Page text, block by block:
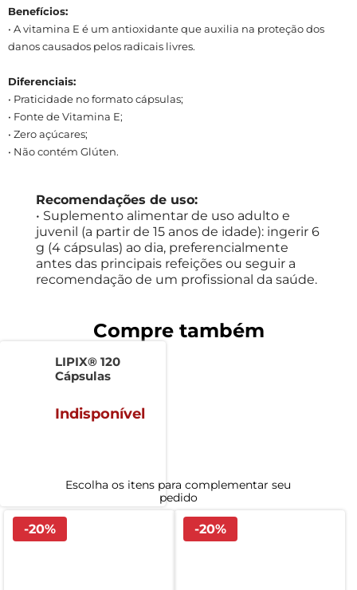
Benefícios:
• A vitamina E é um antioxidante que auxilia na proteção dos
danos causados pelos radicais livres.
Diferenciais:
• Praticidade no formato cápsulas;
• Fonte de Vitamina E;
• Zero açúcares;
• Não contém Glúten.
Recomendações de uso:
• Suplemento alimentar de uso adulto e
juvenil (a partir de 15 anos de idade): ingerir 6
g (4 cápsulas) ao dia, preferencialmente
antes das principais refeições ou seguir a
recomendação de um profissional da saúde.
LIPIX® 120
Cápsulas
Indisponível
-20% -20%